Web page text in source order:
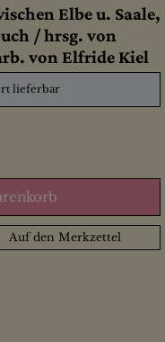
Elbe u. Saale,
/ hrsg. von
von Elfride Kiel
lieferbar
Auf den Merkzettel